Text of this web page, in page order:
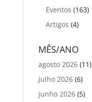
Eventos (163)
Artigos (4)
MÊS/ANO
agosto 2026 (11)
julho 2026 (6)
junho 2026 (5)